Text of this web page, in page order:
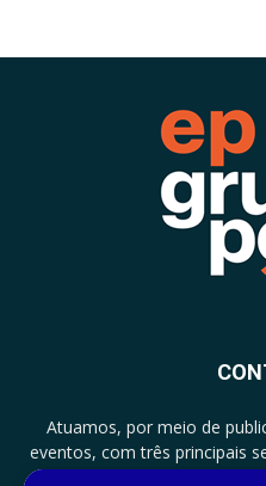
Atuamos, por meio de
eventos, com três principais
licenciamento e zero a